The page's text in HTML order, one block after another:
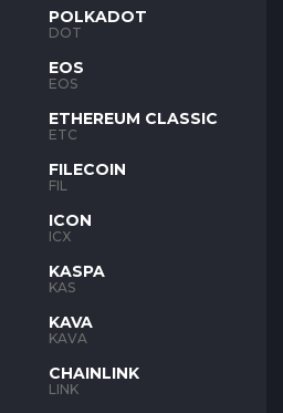
POLKADOT
DOT
EOS
EOS
ETHEREUM CLASSIC
ETC
FILECOIN
FIL
ICON
ICX
KASPA
KAS
KAVA
KAVA
CHAINLINK
LINK